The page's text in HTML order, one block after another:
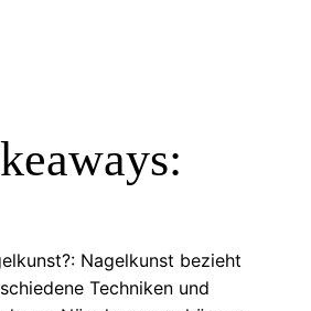
Nagelkunst bezieht
Techniken und